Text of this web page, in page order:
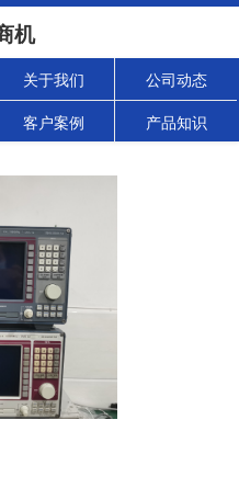
机
关于我们 公司动态
客户案例 产品知识